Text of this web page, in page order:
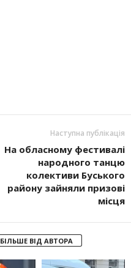
Наступна публікація
На обласному фестивалі
народного танцю
колективи Буського
району зайняли призові
місця
БІЛЬШЕ ВІД АВТОРА